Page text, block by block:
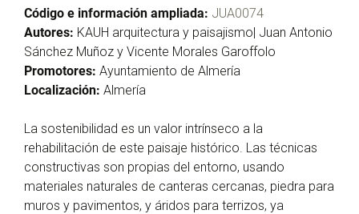
Código e información ampliada: JUA0074
Autores: KAUH arquitectura y paisajismo| Juan Antonio
Sánchez Muñoz y Vicente Morales Garoffolo
Promotores: Ayuntamiento de Almería
Localización: Almería
La sostenibilidad es un valor intrínseco a la
rehabilitación de este paisaje histórico. Las técnicas
constructivas son propias del entorno, usando
materiales naturales de canteras cercanas, piedra para
muros y pavimentos, y áridos para terrizos, ya